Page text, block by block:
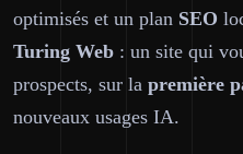
optimisés et un plan SEO
Turing Web : un site qui
prospects, sur la première
nouveaux usages IA.